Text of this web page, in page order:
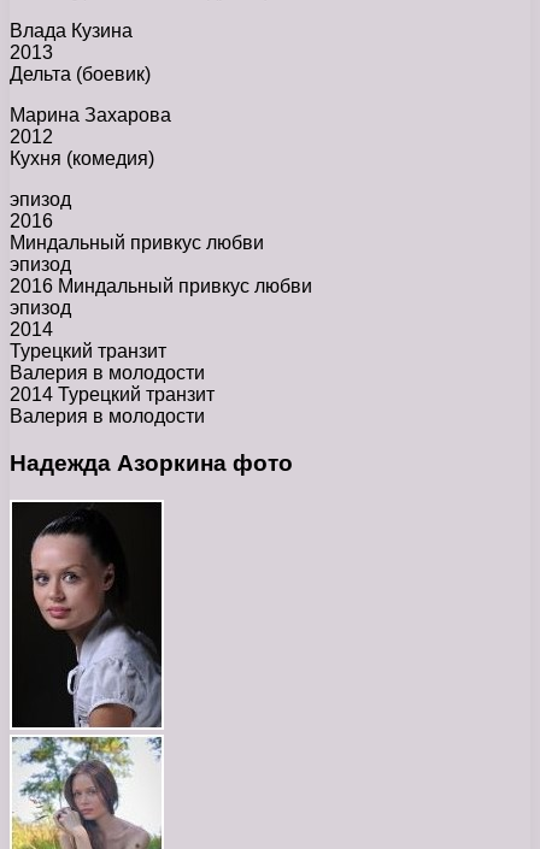
Влада Кузина
2013
Дельта (боевик)
Марина Захарова
2012
Кухня (комедия)
эпизод
2016
Миндальный привкус любви
эпизод
2016 Миндальный привкус любви
эпизод
2014
Турецкий транзит
Валерия в молодости
2014 Турецкий транзит
Валерия в молодости
Надежда Азоркина фото